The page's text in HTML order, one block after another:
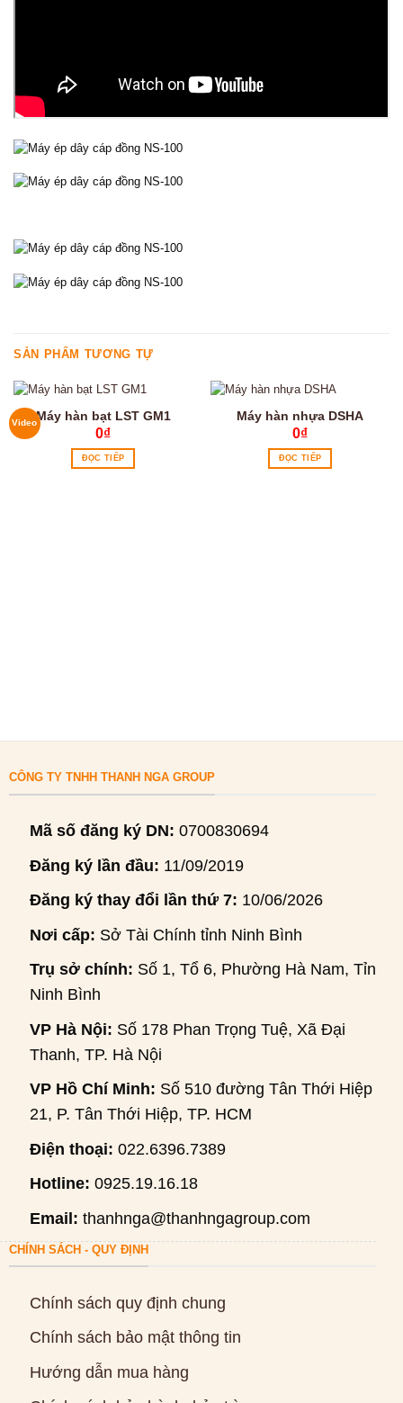
SẢN PHẨM TƯƠNG TỰ
VideoMáy hàn bạt LST GM1
0₫
ĐỌC TIẾP
Máy hàn nhựa DSHA
0₫
ĐỌC TIẾP
CÔNG TY TNHH THANH NGA GROUP
Mã số đăng ký DN: 0700830694
Đăng ký lần đầu: 11/09/2019
Đăng ký thay đổi lần thứ 7: 10/06/2026
Nơi cấp: Sở Tài Chính tỉnh Ninh Bình
Trụ sở chính: Số 1, Tổ 6, Phường Hà Nam, Tỉnh
Ninh Bình
VP Hà Nội: Số 178 Phan Trọng Tuệ, Xã Đại
Thanh, TP. Hà Nội
VP Hồ Chí Minh: Số 510 đường Tân Thới Hiệp
21, P. Tân Thới Hiệp, TP. HCM
Điện thoại: 022.6396.7389
Hotline: 0925.19.16.18
Email: thanhnga@thanhngagroup.com
CHÍNH SÁCH - QUY ĐỊNH
Chính sách quy định chung
Chính sách bảo mật thông tin
Hướng dẫn mua hàng